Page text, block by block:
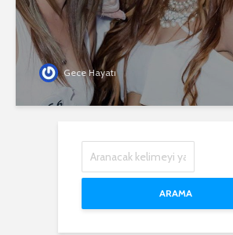
Gece Hayatı
ARAMA